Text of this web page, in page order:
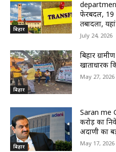
बिहार
फेरबदल, 19
तबादला,
July 24, 2026
बिहार
बिहार
खाताधारक
May 27, 2026
बिहार
Saran me
करोड़ का
अदाणी का
May 17, 2026